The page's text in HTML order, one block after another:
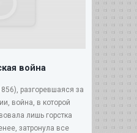
война
разгоревшаяся за
война, в которой
лишь горстка
затронула все